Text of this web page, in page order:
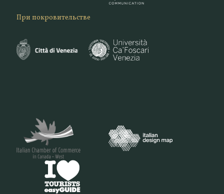
При покровительстве